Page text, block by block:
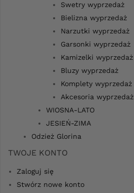
Swetry wyprzedaż
Bielizna wyprzedaż
Narzutki wyprzedaż
Garsonki wyprzedaż
Kamizelki wyprzedaż
Bluzy wyprzedaż
Komplety wyprzedaż
Akcesoria wyprzedaż
WIOSNA-LATO
JESIEŃ-ZIMA
Odzież Glorina
TWOJE KONTO
Zaloguj się
Stwórz nowe konto